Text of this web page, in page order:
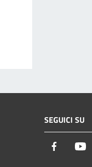
SEGUICI SU
Facebook